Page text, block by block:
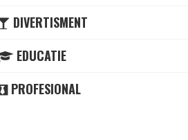
DIVERTISMENT
EDUCATIE
PROFESIONAL